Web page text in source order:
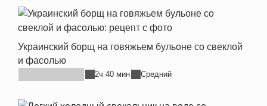
Украинский борщ на говяжьем бульоне со свеклой
и фасолью
2ч 40 мин Средний